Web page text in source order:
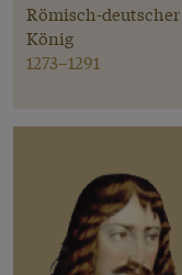
Römisch-deutscher
König
1273–1291